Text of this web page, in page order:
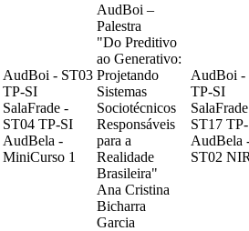
AudBoi - ST03
TP-SI
SalaFrade -
ST04 TP-SI
AudBela -
MiniCurso 1
AudBoi –
Palestra
"Do Preditivo
ao Generativo:
Projetando
Sistemas
Sociotécnicos
Responsáveis
para a
Realidade
Brasileira"
Ana Cristina
Bicharra
Garcia
AudBoi -
TP-SI
ST17
AudBela
ST02